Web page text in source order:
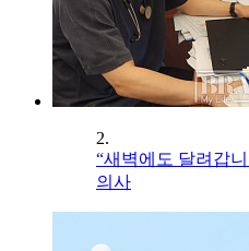
2.
“새벽에도 달려갑
의사